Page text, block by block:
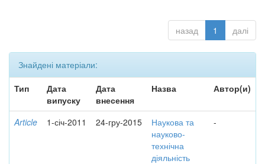
назад 1 далі
Знайдені матеріали:
Тип
Дата
випуску
Дата
внесення
Назва Автор(и)
Article 1-січ-2011 24-гру-2015
Наукова та
науково-
технічна
діяльність
-